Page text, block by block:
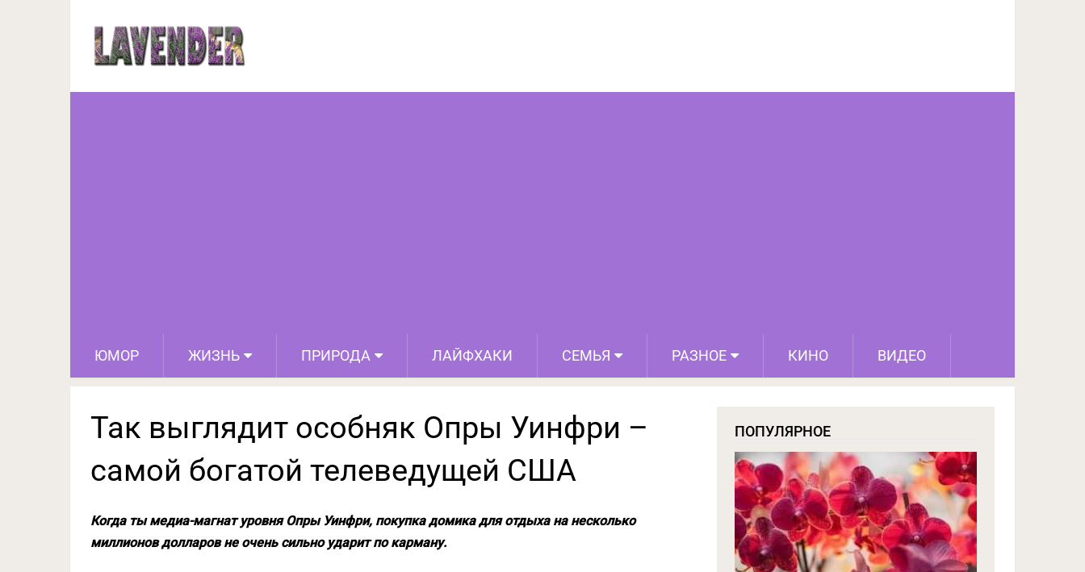
ЮМОР ЖИЗНЬ ПРИРОДА ЛАЙФХАКИ СЕМЬЯ РАЗНОЕ КИНО ВИДЕО
Так выглядит особняк Опры Уинфри – самой богатой
Так выглядит особняк Опры Уинфри –
самой богатой телеведущей США
Когда ты медиа-магнат уровня Опры Уинфри, покупка домика для отдыха на несколько
миллионов долларов не очень сильно ударит по карману.
ПОПУЛЯРНОЕ